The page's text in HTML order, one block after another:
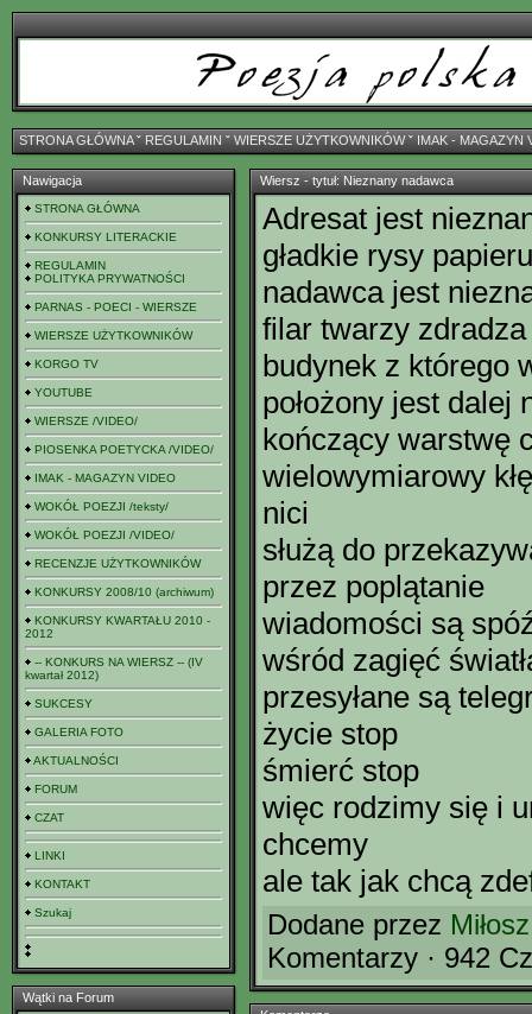
STRONA GŁÓWNAˇ REGULAMIN ˇ WIERSZE UŻYTKOWNIKÓWˇ IMAK - MAGAZYN
Nawigacja
STRONA GŁÓWNA
KONKURSY LITERACKIE
REGULAMIN
POLITYKA PRYWATNOŚCI
PARNAS - POECI - WIERSZE
WIERSZE UŻYTKOWNIKÓW
KORGO TV
YOUTUBE
WIERSZE /VIDEO/
PIOSENKA POETYCKA /VIDEO/
IMAK - MAGAZYN VIDEO
WOKÓŁ POEZJI /teksty/
WOKÓŁ POEZJI /VIDEO/
RECENZJE UŻYTKOWNIKÓW
KONKURSY 2008/10 (archiwum)
KONKURSY KWARTAŁU 2010 -
2012
-- KONKURS NA WIERSZ -- (IV
kwartał 2012)
SUKCESY
GALERIA FOTO
AKTUALNOŚCI
FORUM
CZAT
LINKI
KONTAKT
Szukaj
Wątki na Forum
Wiersz - tytuł: Nieznany nadawca
Adresat jest
gładkie rysy
nadawca jest
filar twarzy
budynek z którego
położony jest dalej
kończący warstwę
wielowymiarowy
nici
służą do
przez poplątanie
wiadomości są
wśród zagięć
przesyłane są
życie stop
śmierć stop
więc rodzimy się i
chcemy
ale tak jak chcą
Dodane przez Miłosz
Komentarzy · 942